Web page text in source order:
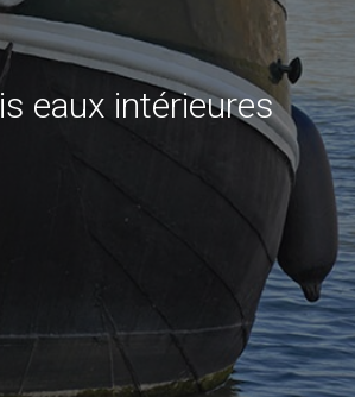
eaux intérieures